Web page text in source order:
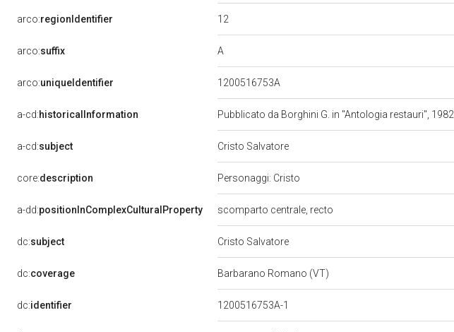
arco:regionIdentifier 12
arco:suffix A
arco:uniqueIdentifier 1200516753A
a-cd:historicalInformation Pubblicato da Borghini G. in "Antologia restauri", 1982
a-cd:subject Cristo Salvatore
core:description Personaggi: Cristo
a-dd:positionInComplexCulturalProperty scomparto centrale, recto
dc:subject Cristo Salvatore
dc:coverage Barbarano Romano (VT)
dc:identifier 1200516753A-1